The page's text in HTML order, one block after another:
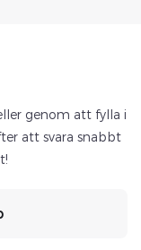
genom att fylla i
att svara snabbt